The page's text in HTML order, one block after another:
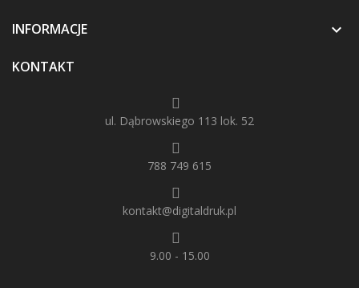
INFORMACJE 
KONTAKT
ul. Dąbrowskiego 113 lok. 52
788 749 615
kontakt@digitaldruk.pl
9.00 - 15.00